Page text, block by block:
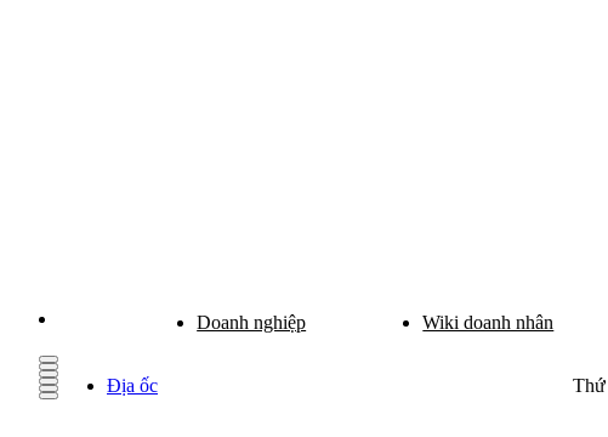
Doanh nghiệp Wiki doanh nhân
Địa ốc Thứ